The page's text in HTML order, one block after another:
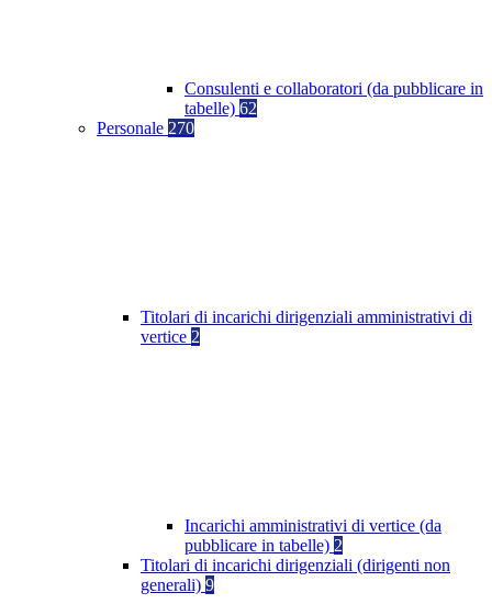
Consulenti e collaboratori (da pubblicare in
tabelle) 62
Personale 270
Titolari di incarichi dirigenziali amministrativi di
vertice 2
Incarichi amministrativi di vertice (da
pubblicare in tabelle) 2
Titolari di incarichi dirigenziali (dirigenti non
generali) 9